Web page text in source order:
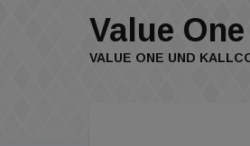
Value
VALUE ONE UND